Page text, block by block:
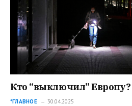
Кто “выключил” Европу?
*ГЛАВНОЕ 30.04.2025